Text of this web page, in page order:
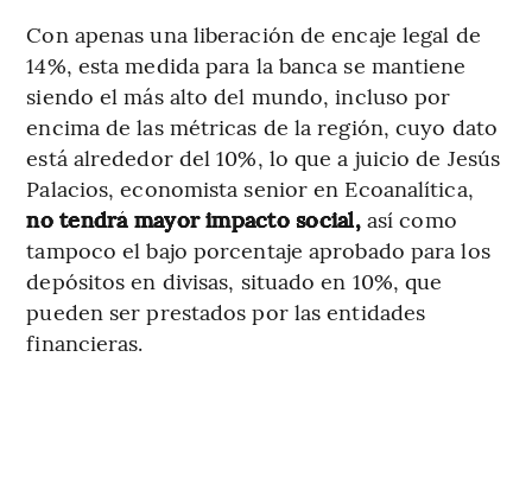
Con apenas una liberación de encaje legal de
14%, esta medida para la banca se mantiene
siendo el más alto del mundo, incluso por
encima de las métricas de la región, cuyo dato
está alrededor del 10%, lo que a juicio de Jesús
Palacios, economista senior en Ecoanalítica,
no tendrá mayor impacto social,así como
tampoco el bajo porcentaje aprobado para los
depósitos en divisas, situado en 10%, que
pueden ser prestados por las entidades
financieras.